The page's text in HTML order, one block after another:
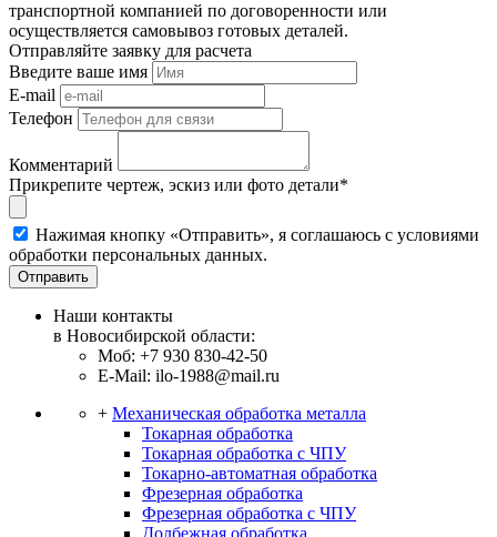
транспортной компанией по договоренности или
осуществляется самовывоз готовых деталей.
Отправляйте заявку для расчета
Введите ваше имя
E-mail
Телефон
Комментарий
Прикрепите чертеж, эскиз или фото детали*
Нажимая кнопку «Отправить», я соглашаюсь с условиями
обработки персональных данных.
Отправить
Наши контакты
в Новосибирской области:
Моб: +7 930 830-42-50
E-Mail: ilo-1988@mail.ru
+ Механическая обработка металла
Токарная обработка
Токарная обработка с ЧПУ
Токарно-автоматная обработка
Фрезерная обработка
Фрезерная обработка c ЧПУ
Долбежная обработка